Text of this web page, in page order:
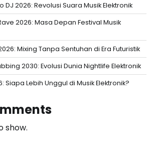
DJ 2026: Revolusi Suara Musik Elektronik
2026: Masa Depan Festival Musik
Mixing Tanpa Sentuhan di Era Futuristik
2030: Evolusi Dunia Nightlife Elektronik
Siapa Lebih Unggul di Musik Elektronik?
show.